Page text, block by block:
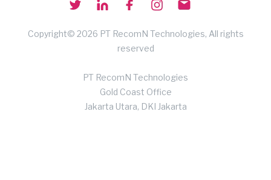
Copyright© 2026 PT RecomN Technologies, All rights
reserved
PT RecomN Technologies
Gold Coast Office
Jakarta Utara, DKI Jakarta